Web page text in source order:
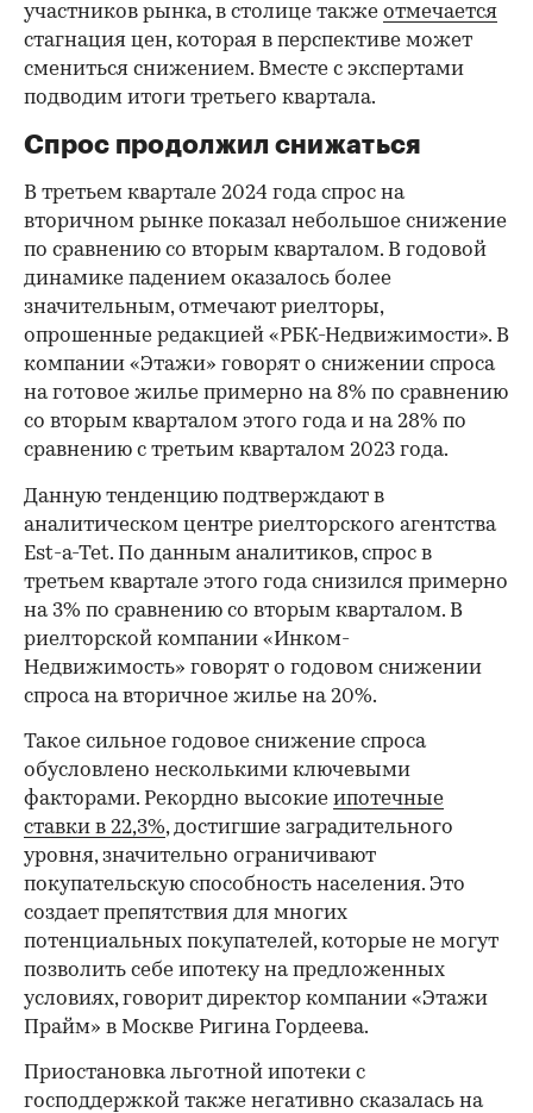
участников рынка, в столице также отмечается
стагнация цен, которая в перспективе может
смениться снижением. Вместе с экспертами
подводим итоги третьего квартала.
Спрос продолжил снижаться
В третьем квартале 2024 года спрос на
вторичном рынке показал небольшое снижение
по сравнению со вторым кварталом. В годовой
динамике падением оказалось более
значительным, отмечают риелторы,
опрошенные редакцией «РБК-Недвижимости». В
компании «Этажи» говорят о снижении спроса
на готовое жилье примерно на 8% по сравнению
со вторым кварталом этого года и на 28% по
сравнению с третьим кварталом 2023 года.
Данную тенденцию подтверждают в
аналитическом центре риелторского агентства
Est-a-Tet. По данным аналитиков, спрос в
третьем квартале этого года снизился примерно
на 3% по сравнению со вторым кварталом. В
риелторской компании «Инком-
Недвижимость» говорят о годовом снижении
спроса на вторичное жилье на 20%.
Такое сильное годовое снижение спроса
обусловлено несколькими ключевыми
факторами. Рекордно высокие ипотечные
ставки в 22,3%, достигшие заградительного
уровня, значительно ограничивают
покупательскую способность населения. Это
создает препятствия для многих
потенциальных покупателей, которые не могут
позволить себе ипотеку на предложенных
условиях, говорит директор компании «Этажи
Прайм» в Москве Ригина Гордеева.
Приостановка льготной ипотеки с
господдержкой также негативно сказалась на